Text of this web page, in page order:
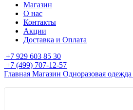
Магазин
О нас
Контакты
Акции
Доставка и Оплата
+7 929 603 85 30
+7 (499) 707-12-57
Главная Магазин Одноразовая одежда